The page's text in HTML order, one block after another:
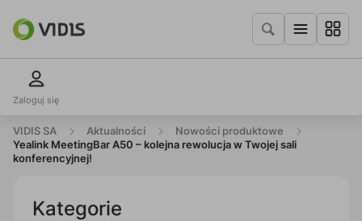
Zaloguj się
VIDIS SA Aktualności
Nowości produktowe
Yealink MeetingBar A50 – kolejna rewolucja w Twojej sali
konferencyjnej!
Kategorie